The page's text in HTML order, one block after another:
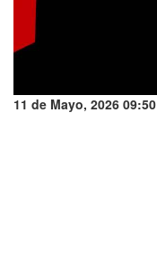
11 de Mayo, 2026 09:50